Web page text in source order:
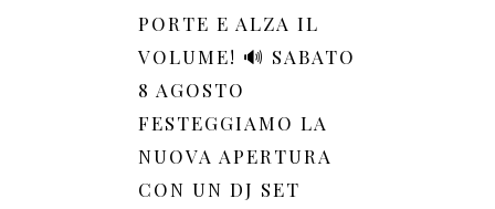
PORTE E ALZA IL
VOLUME! 🔊 SABATO
8 AGOSTO
FESTEGGIAMO LA
NUOVA APERTURA
CON UN DJ SET